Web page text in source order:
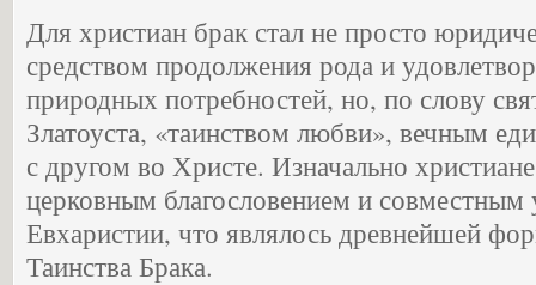
Для христиан брак стал не просто
средством продолжения рода и
природных потребностей, но, по слову
Златоуста, «таинством любви», вечным
с другом во Христе. Изначально христиане
церковным благословением и совместным
Евхаристии, что являлось древнейшей
Таинства Брака.